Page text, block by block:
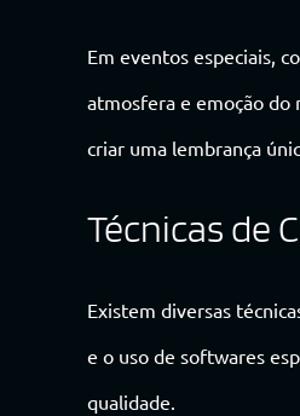
Em eventos especiais,
atmosfera e emoção do
criar uma lembrança
Técnicas de
Existem diversas
e o uso de softwares
qualidade.